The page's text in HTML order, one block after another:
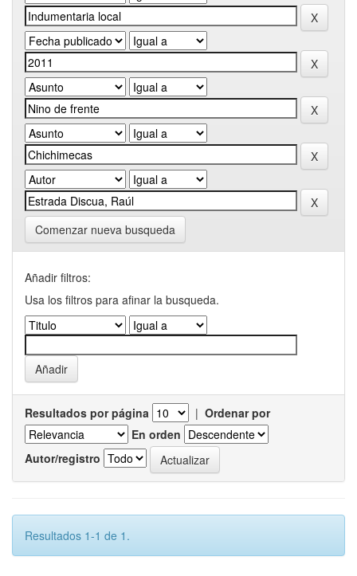
Comenzar nueva busqueda
Añadir filtros:
Usa los filtros para afinar la busqueda.
Resultados por página | Ordenar por
En orden
Autor/registro
Resultados 1-1 de 1.